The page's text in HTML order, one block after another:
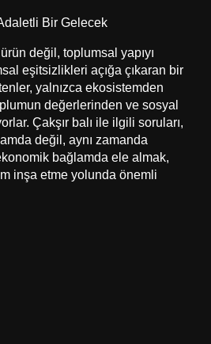
Bir Gelecek
değil, toplumsal yapıyı
eşitsizlikleri açığa çıkaran bir
yalnızca ekosistemden
değerlerinden ve sosyal
Çakşır balı ile ilgili soruları,
değil, aynı zamanda
bağlamda ele almak,
inşa etme yolunda önemli